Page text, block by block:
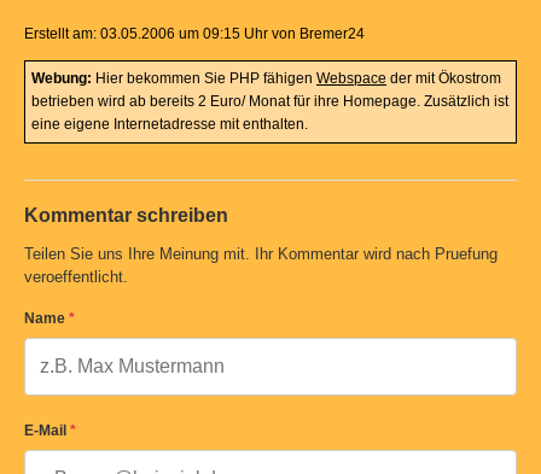
Erstellt am: 03.05.2006 um 09:15 Uhr von Bremer24
Webung: Hier bekommen Sie PHP fähigen Webspace der mit Ökostrom
betrieben wird ab bereits 2 Euro/ Monat für ihre Homepage. Zusätzlich ist
eine eigene Internetadresse mit enthalten.
Kommentar schreiben
Teilen Sie uns Ihre Meinung mit. Ihr Kommentar wird nach Pruefung
veroeffentlicht.
Name *
E-Mail *